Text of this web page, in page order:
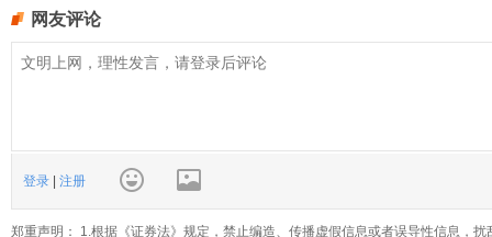
网友评论
登录 注册
郑重声明： 1.根据《证券法》规定，禁止编造、传播虚假信息或者误导性信息，